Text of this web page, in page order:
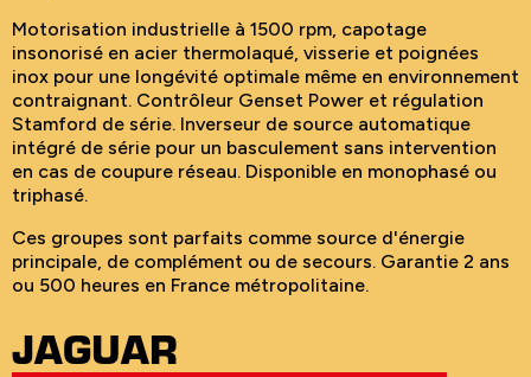
Motorisation industrielle à 1500 rpm, capotage
insonorisé en acier thermolaqué, visserie et poignées
inox pour une longévité optimale même en environnement
contraignant. Contrôleur Genset Power et régulation
Stamford de série. Inverseur de source automatique
intégré de série pour un basculement sans intervention
en cas de coupure réseau. Disponible en monophasé ou
triphasé.
Ces groupes sont parfaits comme source d'énergie
principale, de complément ou de secours. Garantie 2 ans
ou 500 heures en France métropolitaine.
JAGUAR